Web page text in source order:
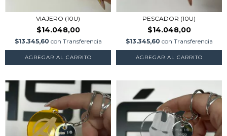
VIAJERO (10U)
$14.048,00
$13.345,60 con Transferencia
AGREGAR AL CARRITO
PESCADOR (10U)
$14.048,00
$13.345,60 con Transferencia
AGREGAR AL CARRITO